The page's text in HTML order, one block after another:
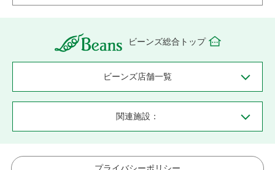
ビーンズ総合トップ
ビーンズ店舗一覧
関連施設：
プライバシーポリシー